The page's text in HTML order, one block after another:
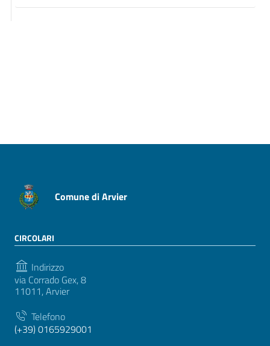
Comune di Arvier
CIRCOLARI
Indirizzo
via Corrado Gex, 8
11011, Arvier
Telefono
(+39) 0165929001